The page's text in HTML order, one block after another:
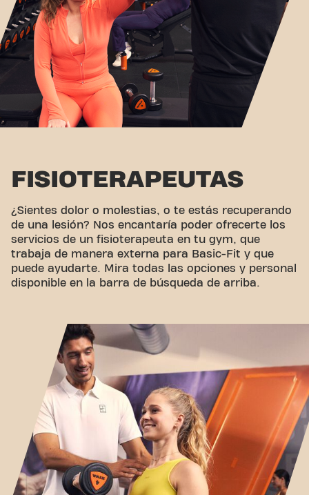
FISIOTERAPEUTAS
¿Sientes dolor o molestias, o te estás recuperando
de una lesión? Nos encantaría poder ofrecerte los
servicios de un fisioterapeuta en tu gym, que
trabaja de manera externa para Basic-Fit y que
puede ayudarte. Mira todas las opciones y personal
disponible en la barra de búsqueda de arriba.